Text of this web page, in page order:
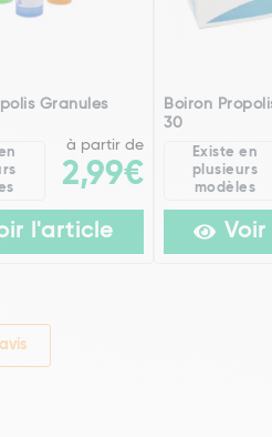
Granules
à partir de
2,99€
l'article
Boiron
30
Existe en
plusieurs
modèles